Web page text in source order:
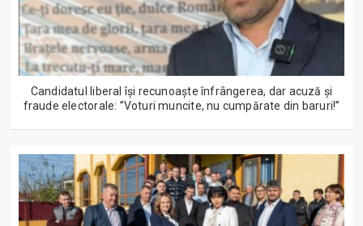
Candidatul liberal își recunoaște înfrângerea, dar acuză și
fraude electorale: ”Voturi muncite, nu cumpărate din baruri!”